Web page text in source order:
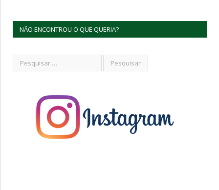
NÃO ENCONTROU O QUE QUERIA?